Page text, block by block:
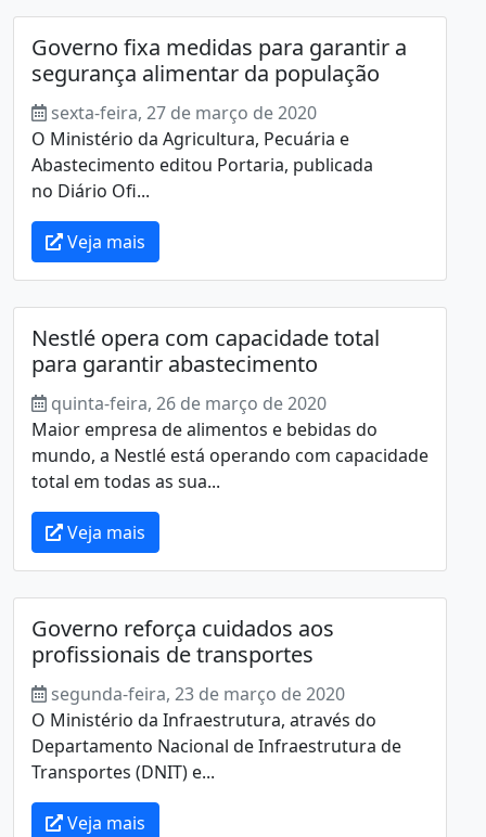
Governo fixa medidas para garantir a
segurança alimentar da população
sexta-feira, 27 de março de 2020
O Ministério da Agricultura, Pecuária e
Abastecimento editou Portaria, publicada
no Diário Ofi...
Veja mais
Nestlé opera com capacidade total
para garantir abastecimento
quinta-feira, 26 de março de 2020
Maior empresa de alimentos e bebidas do
mundo, a Nestlé está operando com capacidade
total em todas as sua...
Veja mais
Governo reforça cuidados aos
profissionais de transportes
segunda-feira, 23 de março de 2020
O Ministério da Infraestrutura, através do
Departamento Nacional de Infraestrutura de
Transportes (DNIT) e...
Veja mais